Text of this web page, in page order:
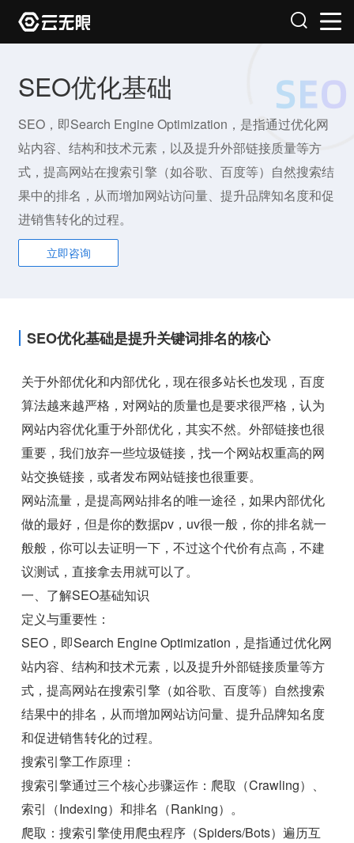
SEO优化基础
SEO，即Search Engine Optimization，是指通过优化网
站内容、结构和技术元素，以及提升外部链接质量等方
式，提高网站在搜索引擎（如谷歌、百度等）自然搜索结
果中的排名，从而增加网站访问量、提升品牌知名度和促
进销售转化的过程。
立即咨询
SEO优化基础是提升关键词排名的核心
关于外部优化和内部优化，现在很多站长也发现，百度
算法越来越严格，对网站的质量也是要求很严格，认为
网站内容优化重于外部优化，其实不然。外部链接也很
重要，我们放弃一些垃圾链接，找一个网站权重高的网
站交换链接，或者发布网站链接也很重要。
网站流量，是提高网站排名的唯一途径，如果内部优化
做的最好，但是你的数据pv，uv很一般，你的排名就一
般般，你可以去证明一下，不过这个代价有点高，不建
议测试，直接拿去用就可以了。
一、了解SEO基础知识
定义与重要性：
SEO，即Search Engine Optimization，是指通过优化网
站内容、结构和技术元素，以及提升外部链接质量等方
式，提高网站在搜索引擎（如谷歌、百度等）自然搜索
结果中的排名，从而增加网站访问量、提升品牌知名度
和促进销售转化的过程。
搜索引擎工作原理：
搜索引擎通过三个核心步骤运作：爬取（Crawling）、
索引（Indexing）和排名（Ranking）。
爬取：搜索引擎使用爬虫程序（Spiders/Bots）遍历互